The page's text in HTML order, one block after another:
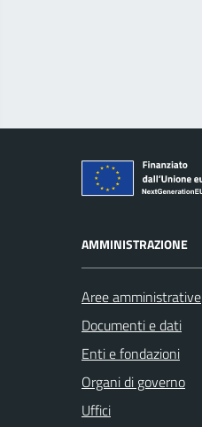
AMMINISTRAZIONE
Aree amministrative
Documenti e dati
Enti e fondazioni
Organi di governo
Uffici